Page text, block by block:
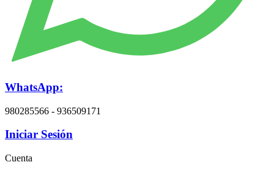
WhatsApp:
980285566 - 936509171
Iniciar Sesión
Cuenta